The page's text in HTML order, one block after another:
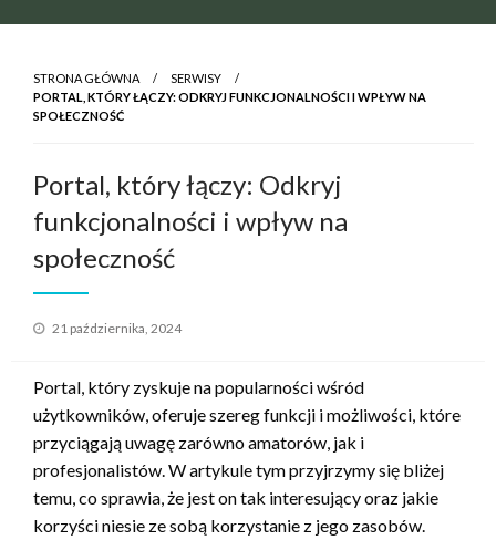
STRONA GŁÓWNA
SERWISY
PORTAL, KTÓRY ŁĄCZY: ODKRYJ FUNKCJONALNOŚCI I WPŁYW NA
SPOŁECZNOŚĆ
Portal, który łączy: Odkryj
funkcjonalności i wpływ na
społeczność
Opublikowane
21 października, 2024
Portal, który zyskuje na popularności wśród
użytkowników, oferuje szereg funkcji i możliwości, które
przyciągają uwagę zarówno amatorów, jak i
profesjonalistów. W artykule tym przyjrzymy się bliżej
temu, co sprawia, że jest on tak interesujący oraz jakie
korzyści niesie ze sobą korzystanie z jego zasobów.